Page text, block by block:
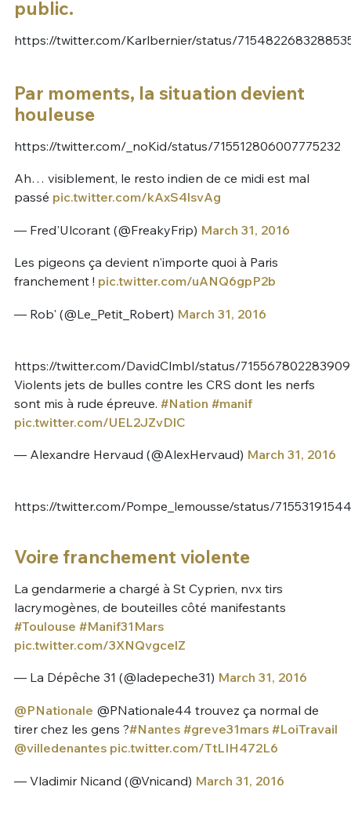
public.
https://twitter.com/Karlbernier/status/
Par moments, la situation devient
houleuse
https://twitter.com/_noKid/status/715512806007775232
Ah… visiblement, le resto indien de ce midi est mal
passé pic.twitter.com/kAxS4lsvAg
— Fred'Ulcorant (@FreakyFrip) March 31, 2016
Les pigeons ça devient n'importe quoi à Paris
franchement ! pic.twitter.com/uANQ6gpP2b
— Rob' (@Le_Petit_Robert) March 31, 2016
https://twitter.com/DavidClmbl/status/
Violents jets de bulles contre les CRS dont les nerfs
sont mis à rude épreuve. #Nation #manif
pic.twitter.com/UEL2JZvDlC
— Alexandre Hervaud (@AlexHervaud) March 31, 2016
https://twitter.com/Pompe_lemousse/status/
Voire franchement violente
La gendarmerie a chargé à St Cyprien, nvx tirs
lacrymogènes, de bouteilles côté manifestants
#Toulouse #Manif31Mars
pic.twitter.com/3XNQvgcelZ
— La Dépêche 31 (@ladepeche31) March 31, 2016
@PNationale @PNationale44 trouvez ça normal de
tirer chez les gens ?#Nantes #greve31mars #LoiTravail
@villedenantes pic.twitter.com/TtLIH472L6
— Vladimir Nicand (@Vnicand) March 31, 2016